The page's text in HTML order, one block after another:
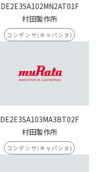
DE2E3SA102MN2AT01F
村田製作所
コンデンサ(キャパシタ)
DE2E3SA103MA3BT02F
村田製作所
コンデンサ(キャパシタ)